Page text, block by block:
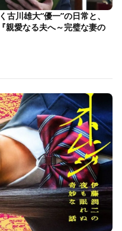
古川雄大“優一”の日常と、
親愛なる夫へ～完璧な妻の